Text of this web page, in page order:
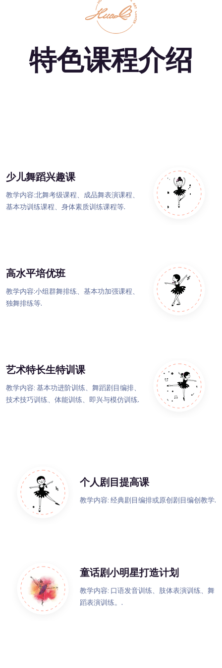
特色课程介绍
少儿舞蹈兴趣课
教学内容:北舞考级课程、成品舞表演课程、
基本功训练课程、身体素质训练课程等.
高水平培优班
教学内容:小组群舞排练、基本功加强课程、
独舞排练等.
艺术特长生特训课
教学内容: 基本功进阶训练、舞蹈剧目编排、
技术技巧训练、体能训练、即兴与模仿训练.
个人剧目提高课
教学内容: 经典剧目编排或原创剧目编创教学.
童话剧小明星打造计划
教学内容: 口语发音训练、肢体表演训练、舞
蹈表演训练。.